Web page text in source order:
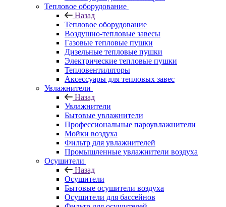
Тепловое оборудование
Назад
Тепловое оборудование
Воздушно-тепловые завесы
Газовые тепловые пушки
Дизельные тепловые пушки
Электрические тепловые пушки
Тепловентиляторы
Аксессуары для тепловых завес
Увлажнители
Назад
Увлажнители
Бытовые увлажнители
Профессиональные пароувлажнители
Мойки воздуха
Фильтр для увлажнителей
Промышленные увлажнители воздуха
Осушители
Назад
Осушители
Бытовые осушители воздуха
Осушители для бассейнов